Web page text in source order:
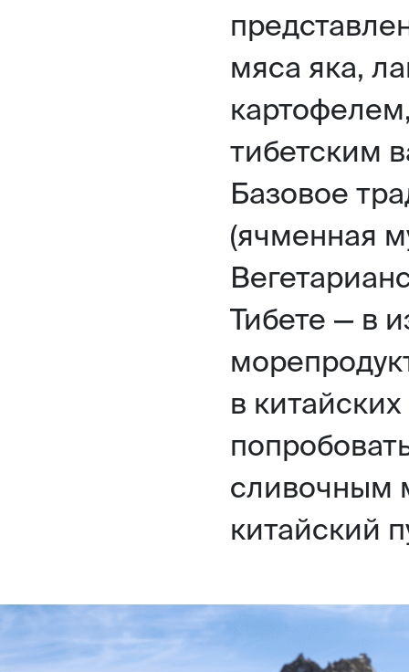
мяса яка,
тибетским
Базовое
(ячменная
Тибете — в
в
сливочным
китайский